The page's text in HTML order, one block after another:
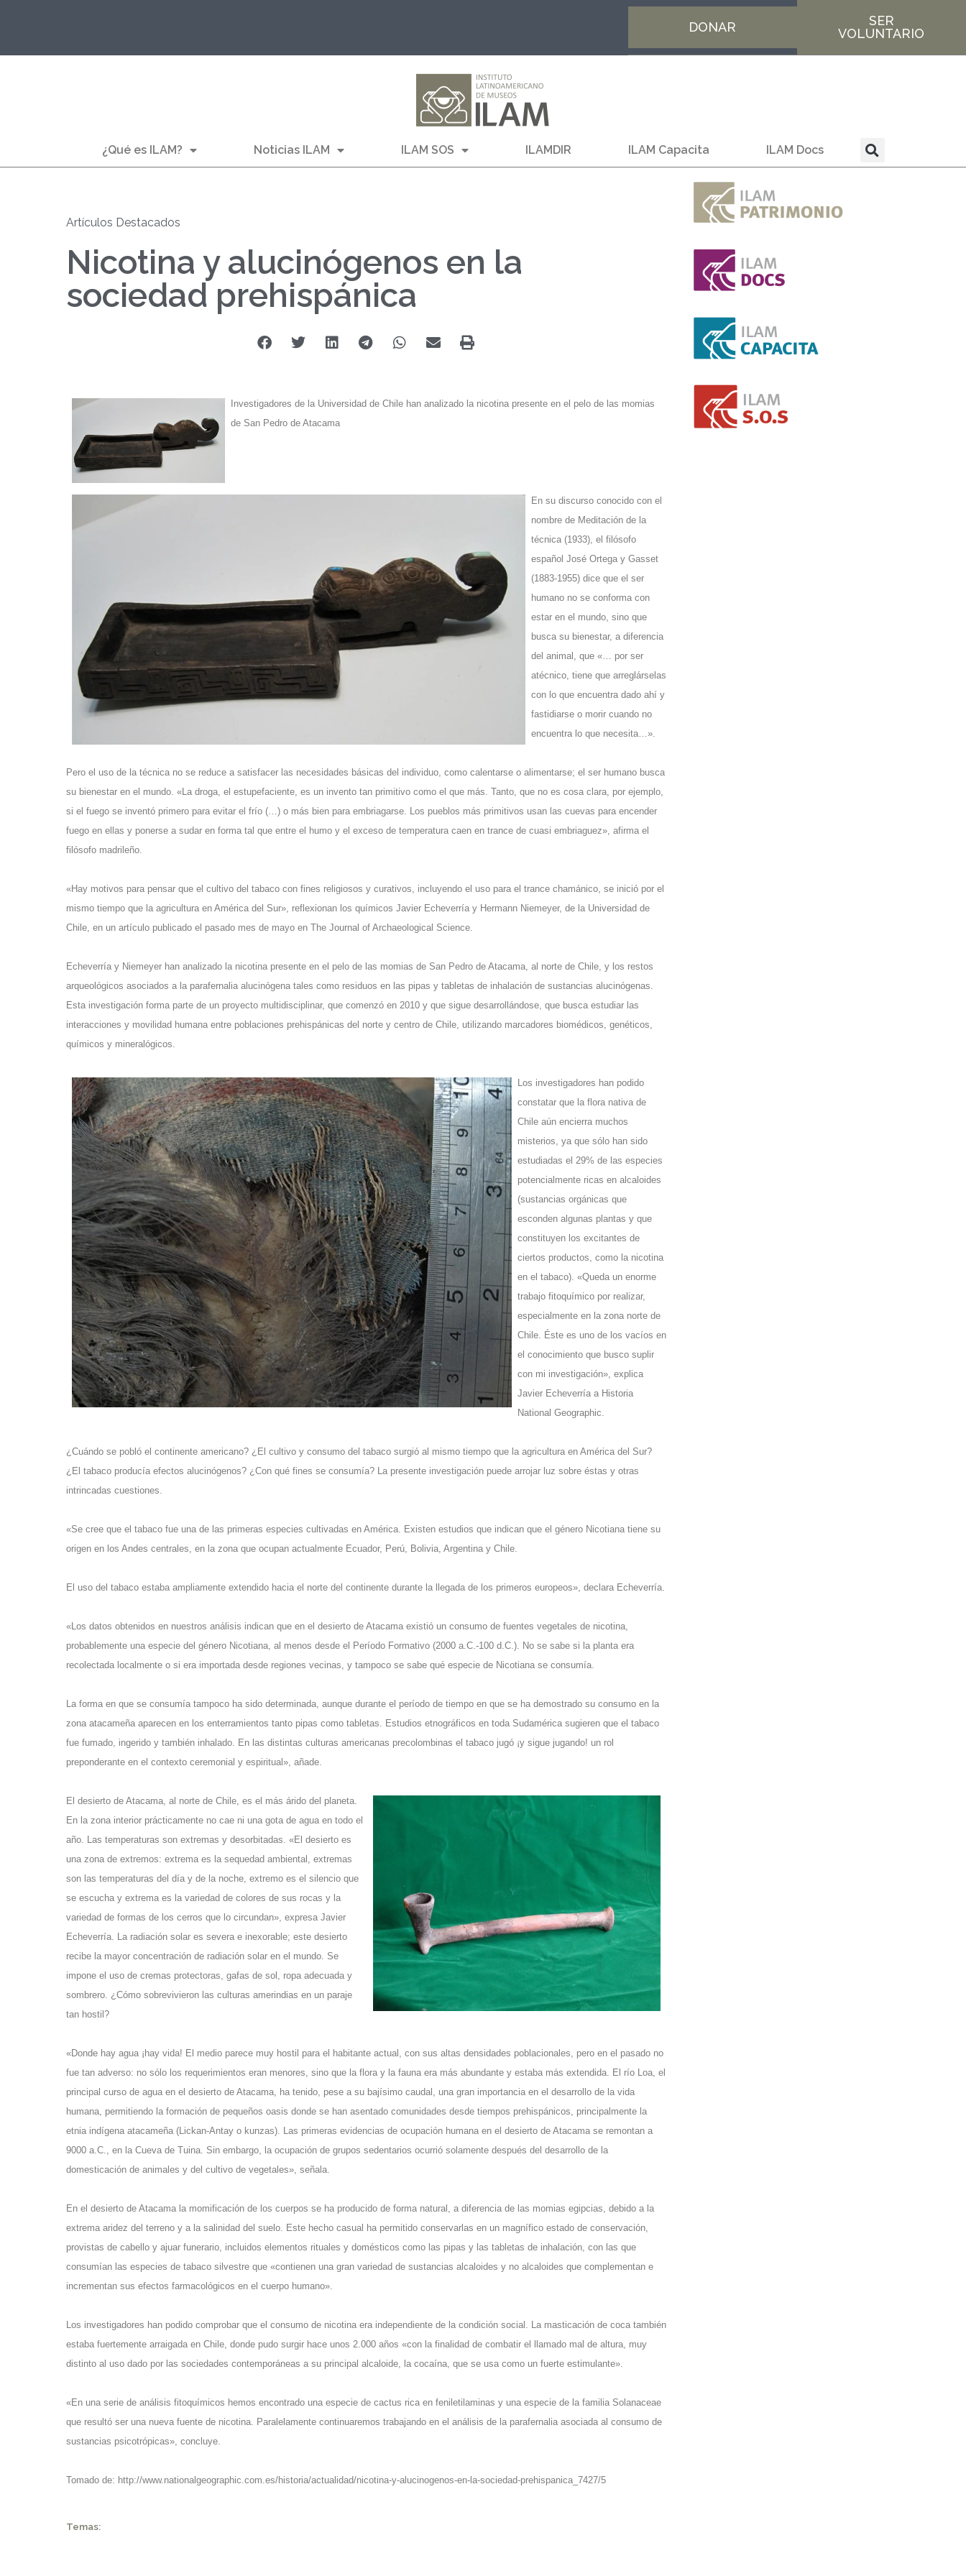
DONAR
SER
VOLUNTARIO
¿Qué es ILAM? Noticias ILAM ILAM SOS ILAMDIR ILAM Capacita ILAM Docs
Artículos Destacados
Nicotina y alucinógenos en la
sociedad prehispánica
Investigadores de la Universidad de Chile han analizado la nicotina presente en el pelo de las momias
de San Pedro de Atacama
En su discurso conocido con el
nombre de Meditación de la
técnica (1933), el filósofo
español José Ortega y Gasset
(1883-1955) dice que el ser
humano no se conforma con
estar en el mundo, sino que
busca su bienestar, a diferencia
del animal, que «… por ser
atécnico, tiene que arreglárselas
con lo que encuentra dado ahí y
fastidiarse o morir cuando no
encuentra lo que necesita…».
Pero el uso de la técnica no se reduce a satisfacer las necesidades básicas del individuo, como calentarse o alimentarse; el ser humano busca
su bienestar en el mundo. «La droga, el estupefaciente, es un invento tan primitivo como el que más. Tanto, que no es cosa clara, por ejemplo,
si el fuego se inventó primero para evitar el frío (…) o más bien para embriagarse. Los pueblos más primitivos usan las cuevas para encender
fuego en ellas y ponerse a sudar en forma tal que entre el humo y el exceso de temperatura caen en trance de cuasi embriaguez», afirma el
filósofo madrileño.
«Hay motivos para pensar que el cultivo del tabaco con fines religiosos y curativos, incluyendo el uso para el trance chamánico, se inició por el
mismo tiempo que la agricultura en América del Sur», reflexionan los químicos Javier Echeverría y Hermann Niemeyer, de la Universidad de
Chile, en un artículo publicado el pasado mes de mayo en The Journal of Archaeological Science.
Echeverría y Niemeyer han analizado la nicotina presente en el pelo de las momias de San Pedro de Atacama, al norte de Chile, y los restos
arqueológicos asociados a la parafernalia alucinógena tales como residuos en las pipas y tabletas de inhalación de sustancias alucinógenas.
Esta investigación forma parte de un proyecto multidisciplinar, que comenzó en 2010 y que sigue desarrollándose, que busca estudiar las
interacciones y movilidad humana entre poblaciones prehispánicas del norte y centro de Chile, utilizando marcadores biomédicos, genéticos,
químicos y mineralógicos.
Los investigadores han podido
constatar que la flora nativa de
Chile aún encierra muchos
misterios, ya que sólo han sido
estudiadas el 29% de las especies
potencialmente ricas en alcaloides
(sustancias orgánicas que
esconden algunas plantas y que
constituyen los excitantes de
ciertos productos, como la nicotina
en el tabaco). «Queda un enorme
trabajo fitoquímico por realizar,
especialmente en la zona norte de
Chile. Éste es uno de los vacíos en
el conocimiento que busco suplir
con mi investigación», explica
Javier Echeverría a Historia
National Geographic.
¿Cuándo se pobló el continente americano? ¿El cultivo y consumo del tabaco surgió al mismo tiempo que la agricultura en América del Sur?
¿El tabaco producía efectos alucinógenos? ¿Con qué fines se consumía? La presente investigación puede arrojar luz sobre éstas y otras
intrincadas cuestiones.
«Se cree que el tabaco fue una de las primeras especies cultivadas en América. Existen estudios que indican que el género Nicotiana tiene su
origen en los Andes centrales, en la zona que ocupan actualmente Ecuador, Perú, Bolivia, Argentina y Chile.
El uso del tabaco estaba ampliamente extendido hacia el norte del continente durante la llegada de los primeros europeos», declara Echeverría.
«Los datos obtenidos en nuestros análisis indican que en el desierto de Atacama existió un consumo de fuentes vegetales de nicotina,
probablemente una especie del género Nicotiana, al menos desde el Período Formativo (2000 a.C.-100 d.C.). No se sabe si la planta era
recolectada localmente o si era importada desde regiones vecinas, y tampoco se sabe qué especie de Nicotiana se consumía.
La forma en que se consumía tampoco ha sido determinada, aunque durante el período de tiempo en que se ha demostrado su consumo en la
zona atacameña aparecen en los enterramientos tanto pipas como tabletas. Estudios etnográficos en toda Sudamérica sugieren que el tabaco
fue fumado, ingerido y también inhalado. En las distintas culturas americanas precolombinas el tabaco jugó ¡y sigue jugando! un rol
preponderante en el contexto ceremonial y espiritual», añade.
El desierto de Atacama, al norte de Chile, es el más árido del planeta.
En la zona interior prácticamente no cae ni una gota de agua en todo el
año. Las temperaturas son extremas y desorbitadas. «El desierto es
una zona de extremos: extrema es la sequedad ambiental, extremas
son las temperaturas del día y de la noche, extremo es el silencio que
se escucha y extrema es la variedad de colores de sus rocas y la
variedad de formas de los cerros que lo circundan», expresa Javier
Echeverría. La radiación solar es severa e inexorable; este desierto
recibe la mayor concentración de radiación solar en el mundo. Se
impone el uso de cremas protectoras, gafas de sol, ropa adecuada y
sombrero. ¿Cómo sobrevivieron las culturas amerindias en un paraje
tan hostil?
«Donde hay agua ¡hay vida! El medio parece muy hostil para el habitante actual, con sus altas densidades poblacionales, pero en el pasado no
fue tan adverso: no sólo los requerimientos eran menores, sino que la flora y la fauna era más abundante y estaba más extendida. El río Loa, el
principal curso de agua en el desierto de Atacama, ha tenido, pese a su bajísimo caudal, una gran importancia en el desarrollo de la vida
humana, permitiendo la formación de pequeños oasis donde se han asentado comunidades desde tiempos prehispánicos, principalmente la
etnia indígena atacameña (Lickan-Antay o kunzas). Las primeras evidencias de ocupación humana en el desierto de Atacama se remontan a
9000 a.C., en la Cueva de Tuina. Sin embargo, la ocupación de grupos sedentarios ocurrió solamente después del desarrollo de la
domesticación de animales y del cultivo de vegetales», señala.
En el desierto de Atacama la momificación de los cuerpos se ha producido de forma natural, a diferencia de las momias egipcias, debido a la
extrema aridez del terreno y a la salinidad del suelo. Este hecho casual ha permitido conservarlas en un magnífico estado de conservación,
provistas de cabello y ajuar funerario, incluidos elementos rituales y domésticos como las pipas y las tabletas de inhalación, con las que
consumían las especies de tabaco silvestre que «contienen una gran variedad de sustancias alcaloides y no alcaloides que complementan e
incrementan sus efectos farmacológicos en el cuerpo humano».
Los investigadores han podido comprobar que el consumo de nicotina era independiente de la condición social. La masticación de coca también
estaba fuertemente arraigada en Chile, donde pudo surgir hace unos 2.000 años «con la finalidad de combatir el llamado mal de altura, muy
distinto al uso dado por las sociedades contemporáneas a su principal alcaloide, la cocaína, que se usa como un fuerte estimulante».
«En una serie de análisis fitoquímicos hemos encontrado una especie de cactus rica en feniletilaminas y una especie de la familia Solanaceae
que resultó ser una nueva fuente de nicotina. Paralelamente continuaremos trabajando en el análisis de la parafernalia asociada al consumo de
sustancias psicotrópicas», concluye.
Tomado de: http://www.nationalgeographic.com.es/historia/actualidad/nicotina-y-alucinogenos-en-la-sociedad-prehispanica_7427/5
Temas: